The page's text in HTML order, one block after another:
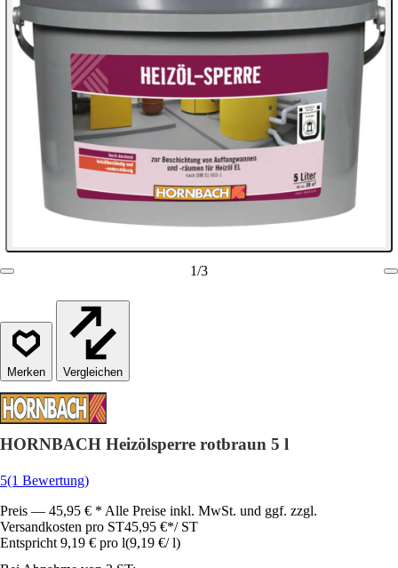
1/3
Vergleichen
HORNBACH Heizölsperre rotbraun 5 l
5(1 Bewertung)
Preis — 45,95 € * Alle Preise inkl. MwSt. und ggf. zzgl.
Versandkosten pro ST45,95 €*/ ST
Entspricht 9,19 € pro l(9,19 €/ l)